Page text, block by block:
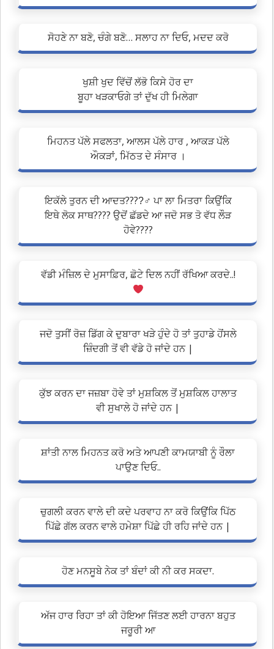
ਸੋਹਣੇ ਨਾ ਬਣੋ, ਚੰਗੇ ਬਣੋ… ਸਲਾਹ ਨਾ ਦਿਓ, ਮਦਦ ਕਰੋ
ਖੁਸ਼ੀ ਖੁਦ ਵਿੱਚੋਂ ਲੱਭੋ ਕਿਸੇ ਹੋਰ ਦਾ
ਬੂਹਾ ਖੜਕਾਓਗੇ ਤਾਂ ਦੁੱਖ ਹੀ ਮਿਲੇਗਾ
ਮਿਹਨਤ ਪੱਲੇ ਸਫਲਤਾ, ਆਲਸ ਪੱਲੇ ਹਾਰ , ਆਕੜ ਪੱਲੇ
ਔਕੜਾਂ, ਮਿੱਠਤ ਦੇ ਸੰਸਾਰ ।
ਇਕੱਲੇ ਤੁਰਨ ਦੀ ਆਦਤ????‍♂ ਪਾ ਲਾ ਮਿਤਰਾ ਕਿਉਂਕਿ
ਇਥੇ ਲੋਕ ਸਾਥ???? ਉਦੋਂ ਛੱਡਦੇ ਆ ਜਦੋ ਸਭ ਤੋ ਵੱਧ ਲੌੜ
ਹੋਵੇ????
ਵੱਡੀ ਮੰਜ਼ਿਲ ਦੇ ਮੁਸਾਫ਼ਿਰ, ਛੋਟੇ ਦਿਲ ਨਹੀਂ ਰੱਖਿਆ ਕਰਦੇ..!
ਜਦੋ ਤੁਸੀਂ ਰੋਜ਼ ਡਿੱਗ ਕੇ ਦੁਬਾਰਾ ਖੜੇ ਹੁੰਦੇ ਹੋ ਤਾਂ ਤੁਹਾਡੇ ਹੋਂਸਲੇ
ਜ਼ਿੰਦਗੀ ਤੋਂ ਵੀ ਵੱਡੇ ਹੋ ਜਾਂਦੇ ਹਨ |
ਕੁੱਝ ਕਰਨ ਦਾ ਜਜ਼ਬਾ ਹੋਵੇ ਤਾਂ ਮੁਸ਼ਕਿਲ ਤੋਂ ਮੁਸ਼ਕਿਲ ਹਾਲਾਤ
ਵੀ ਸੁਖਾਲੇ ਹੋ ਜਾਂਦੇ ਹਨ |
ਸ਼ਾਂਤੀ ਨਾਲ ਮਿਹਨਤ ਕਰੋ ਅਤੇ ਆਪਣੀ ਕਾਮਯਾਬੀ ਨੂੰ ਰੌਲਾ
ਪਾਉਣ ਦਿਓ..
ਚੁਗਲੀ ਕਰਨ ਵਾਲੇ ਦੀ ਕਦੇ ਪਰਵਾਹ ਨਾ ਕਰੋ ਕਿਉਂਕਿ ਪਿੱਠ
ਪਿੱਛੇ ਗੱਲ ਕਰਨ ਵਾਲੇ ਹਮੇਸ਼ਾ ਪਿੱਛੇ ਹੀ ਰਹਿ ਜਾਂਦੇ ਹਨ |
ਹੋਣ ਮਨਸੂਬੇ ਨੇਕ ਤਾਂ ਬੰਦਾਂ ਕੀ ਨੀ ਕਰ ਸਕਦਾ.
ਅੱਜ ਹਾਰ ਰਿਹਾ ਤਾਂ ਕੀ ਹੋਇਆ ਜਿੱਤਣ ਲਈ ਹਾਰਨਾ ਬਹੁਤ
ਜਰੂਰੀ ਆ